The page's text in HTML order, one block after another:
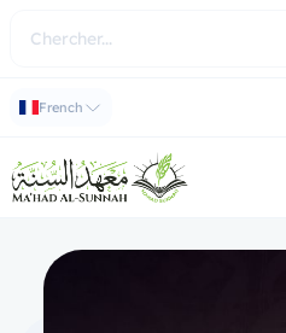
French